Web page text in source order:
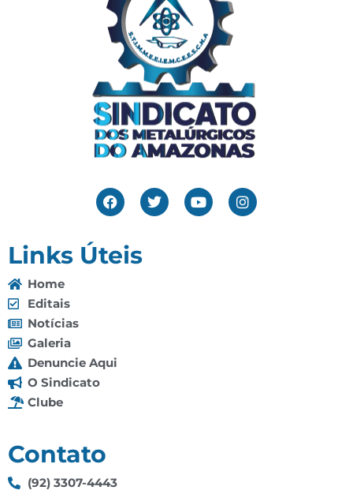
Links Úteis
Home
Editais
Notícias
Galeria
Denuncie Aqui
O Sindicato
Clube
Contato
(92) 3307-4443